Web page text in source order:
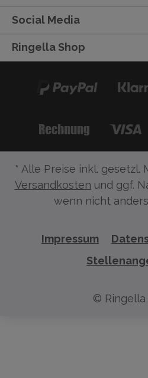
Social Media
Ringella Shop
* Alle Preise inkl. gesetzl.
Versandkosten und ggf.
wenn nicht
Impressum
© Ringella